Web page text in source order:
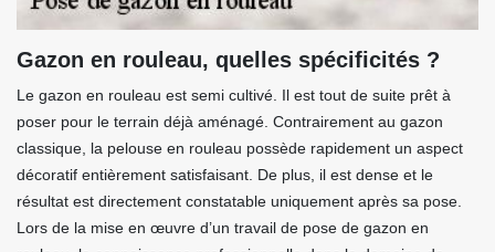
Gazon en rouleau, quelles spécificités ?
Le gazon en rouleau est semi cultivé. Il est tout de suite prêt à
poser pour le terrain déjà aménagé. Contrairement au gazon
classique, la pelouse en rouleau possède rapidement un aspect
décoratif entièrement satisfaisant. De plus, il est dense et le
résultat est directement constatable uniquement après sa pose.
Lors de la mise en œuvre d’un travail de pose de gazon en